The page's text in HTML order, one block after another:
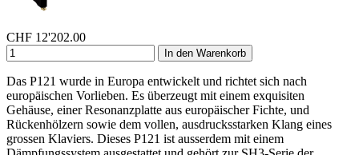
CHF 12'202.00
In den Warenkorb
Das P121 wurde in Europa entwickelt und richtet sich nach
europäischen Vorlieben. Es überzeugt mit einem exquisiten
Gehäuse, einer Resonanzplatte aus europäischer Fichte, und
Rückenhölzern sowie dem vollen, ausdrucksstarken Klang eines
grossen Klaviers. Dieses P121 ist ausserdem mit einem